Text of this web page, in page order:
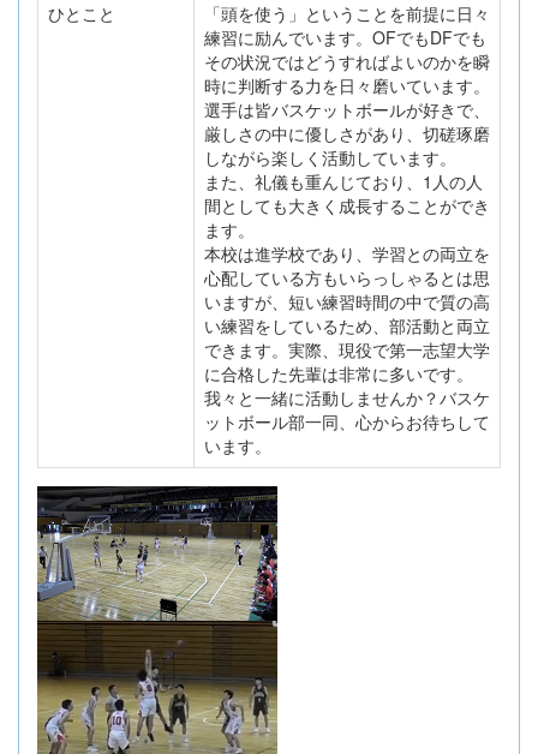
ひとこと
「頭を使う」ということを前提に日々
練習に励んでいます。OFでもDFでも
その状況ではどうすればよいのかを瞬
時に判断する力を日々磨いています。
選手は皆バスケットボールが好きで、
厳しさの中に優しさがあり、切磋琢磨
しながら楽しく活動しています。
また、礼儀も重んじており、1人の人
間としても大きく成長することができ
ます。
本校は進学校であり、学習との両立を
心配している方もいらっしゃるとは思
いますが、短い練習時間の中で質の高
い練習をしているため、部活動と両立
できます。実際、現役で第一志望大学
に合格した先輩は非常に多いです。
我々と一緒に活動しませんか？バスケ
ットボール部一同、心からお待ちして
います。